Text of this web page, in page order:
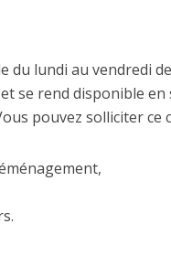
lundi au vendredi
se rend disponible en
pouvez solliciter ce